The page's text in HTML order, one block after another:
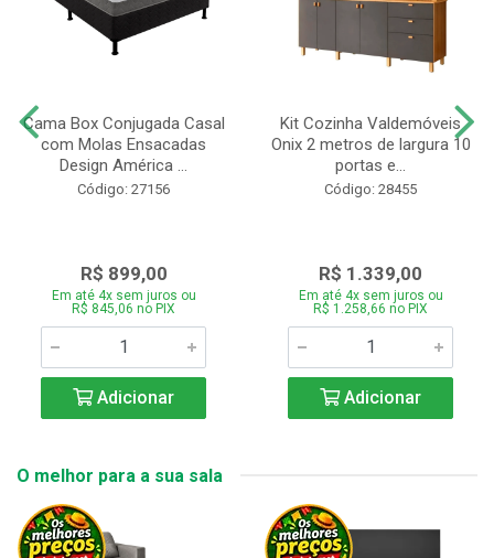
Cama Box Conjugada Casal
com Molas Ensacadas
Design América ...
Código: 27156
R$ 899,00
Em até 4x sem juros ou
R$ 845,06 no PIX
Adicionar
Kit Cozinha Valdemóveis
Onix 2 metros de largura 10
portas e...
Código: 28455
R$ 1.339,00
Em até 4x sem juros ou
R$ 1.258,66 no PIX
Adicionar
O melhor para a sua sala